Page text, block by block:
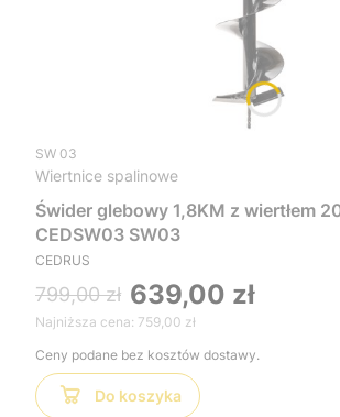
SW 03
Wiertnice spalinowe
Świder glebowy 1,8KM z wiertłem
CEDSW03 SW03
CEDRUS
799,00 zł 639,00 zł
Najniższa cena: 759,00 zł
Ceny podane bez kosztów dostawy.
Do koszyka